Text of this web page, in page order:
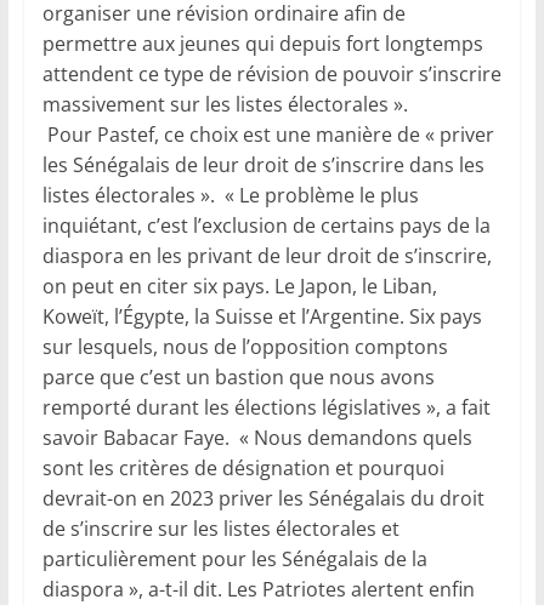
organiser une révision ordinaire afin de
permettre aux jeunes qui depuis fort longtemps
attendent ce type de révision de pouvoir s’inscrire
massivement sur les listes électorales ».
Pour Pastef, ce choix est une manière de « priver
les Sénégalais de leur droit de s’inscrire dans les
listes électorales ». « Le problème le plus
inquiétant, c’est l’exclusion de certains pays de la
diaspora en les privant de leur droit de s’inscrire,
on peut en citer six pays. Le Japon, le Liban,
Koweït, l’Égypte, la Suisse et l’Argentine. Six pays
sur lesquels, nous de l’opposition comptons
parce que c’est un bastion que nous avons
remporté durant les élections législatives », a fait
savoir Babacar Faye. « Nous demandons quels
sont les critères de désignation et pourquoi
devrait-on en 2023 priver les Sénégalais du droit
de s’inscrire sur les listes électorales et
particulièrement pour les Sénégalais de la
diaspora », a-t-il dit. Les Patriotes alertent enfin